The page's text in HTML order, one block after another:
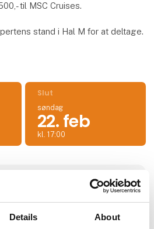
Details About
til MSC Cruises.
stand i Hal M for at deltage.
Slut
søndag
22. feb
kl. 17:00